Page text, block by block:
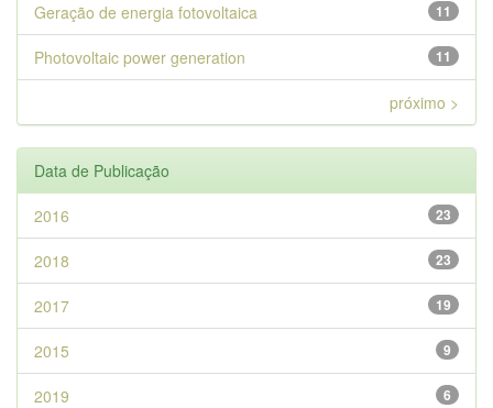
11
Geração de energia fotovoltaica
11
Photovoltaic power generation
próximo >
Data de Publicação
23
2016
23
2018
19
2017
9
2015
6
2019